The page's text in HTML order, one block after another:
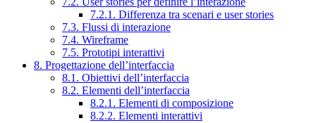
7.2.1. Differenza tra scenari e user stories
7.3. Flussi di interazione
7.4. Wireframe
7.5. Prototipi interattivi
8. Progettazione dell’interfaccia
8.1. Obiettivi dell’interfaccia
8.2. Elementi dell’interfaccia
8.2.1. Elementi di composizione
8.2.2. Elementi interattivi